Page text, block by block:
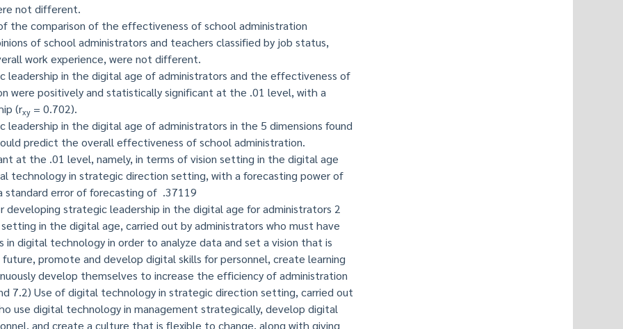
not different.
comparison of the effectiveness of school administration
of school administrators and teachers classified by job status,
work experience, were not different.
in the digital age of administrators and the effectiveness of
were positively and statistically significant at the .01 level, with a
(rxy = 0.702).
in the digital age of administrators in the 5 dimensions found
predict the overall effectiveness of school administration.
at the .01 level, namely, in terms of vision setting in the digital age
technology in strategic direction setting, with a forecasting power of
standard error of forecasting of .37119
strategic leadership in the digital age for administrators 2
in the digital age, carried out by administrators who must have
in digital technology in order to analyze data and set a vision that is
promote and develop digital skills for personnel, create learning
develop themselves to increase the efficiency of administration
7.2) Use of digital technology in strategic direction setting, carried out
use digital technology in management strategically, develop digital
and create a culture that is flexible to change, along with giving